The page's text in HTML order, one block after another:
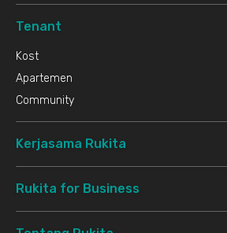
Tenant
Kost
Apartemen
Community
Kerjasama Rukita
Rukita for Business